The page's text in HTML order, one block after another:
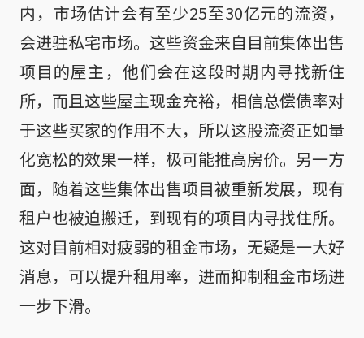
内，市场估计会有至少25至30亿元的流资，
会进驻私宅市场。这些资金来自目前集体出售
项目的屋主，他们会在这段时期内寻找新住
所，而且这些屋主现金充裕，相信总偿债率对
于这些买家的作用不大，所以这股流资正如量
化宽松的效果一样，极可能推高房价。另一方
面，随着这些集体出售项目被重新发展，现有
租户也被迫搬迁，到现有的项目内寻找住所。
这对目前相对疲弱的租金市场，无疑是一大好
消息，可以提升租用率，进而抑制租金市场进
一步下滑。